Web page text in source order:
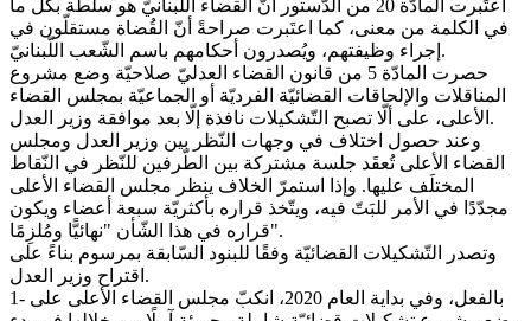
اعتَبرت المادّة 20 من الدّستور أنّ القضاء اللّبنانيّ هو سلطة بكلّ ما
في الكلمة من معنى، كما اعتَبرت صراحةً أنّ القُضاة مستقلّون في
إجراء وظيفتهم، ويُصدرون أحكامهم باسم الشّعب اللّبنانيّ.
حصرت المادّة 5 من قانون القضاء العدليّ صلاحيّة وضع مشروع
المناقلات والإلحاقات القضائيّة الفرديّة أو الجماعيّة بمجلس القضاء
الأعلى، على ألّا تصبح التّشكيلات نافذة إلّا بعد موافقة وزير العدل.
وعند حصول اختلاف في وجهات النّظر بين وزير العدل ومجلس
القضاء الأعلى تُعقَد جلسة مشتركة بين الطّرفين للنّظر في النّقاط
المختلَف عليها. وإذا استمرّ الخلاف ينظر مجلس القضاء الأعلى
مجدّدًا في الأمر للبَتّ فيه، ويتّخذ قراره بأكثريّة سبعة أعضاء ويكون
قراره في هذا الشّأن "نهائيًّا ومُلزِمًا".
وتصدر التّشكيلات القضائيّة وفقًا للبنود السّابقة بمرسوم بناءً على
اقتراح وزير العدل.
1- بالفعل، وفي بداية العام 2020، انكبّ مجلس القضاء الأعلى على